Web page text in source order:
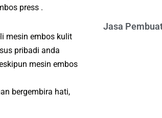
press .
mesin embos kulit
pribadi anda
mesin embos
bergembira hati,
Jasa